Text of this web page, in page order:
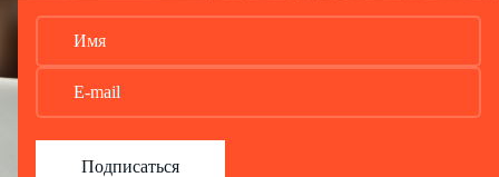
Подписаться